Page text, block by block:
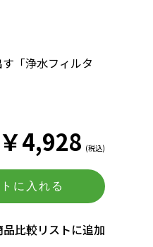
「浄水フィルタ
￥4,928 (税込)
に入れる
品比較リストに追加